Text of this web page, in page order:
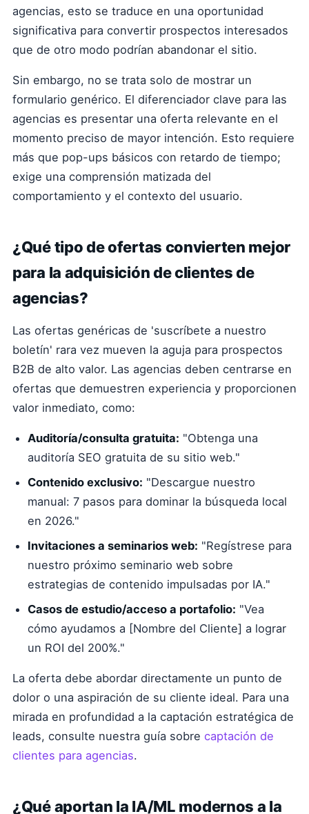
agencias, esto se traduce en una oportunidad
significativa para convertir prospectos interesados
que de otro modo podrían abandonar el sitio.
Sin embargo, no se trata solo de mostrar un
formulario genérico. El diferenciador clave para las
agencias es presentar una oferta relevante en el
momento preciso de mayor intención. Esto requiere
más que pop-ups básicos con retardo de tiempo;
exige una comprensión matizada del
comportamiento y el contexto del usuario.
¿Qué tipo de ofertas convierten mejor
para la adquisición de clientes de
agencias?
Las ofertas genéricas de 'suscríbete a nuestro
boletín' rara vez mueven la aguja para prospectos
B2B de alto valor. Las agencias deben centrarse en
ofertas que demuestren experiencia y proporcionen
valor inmediato, como:
Auditoría/consulta gratuita: "Obtenga una
auditoría SEO gratuita de su sitio web."
Contenido exclusivo: "Descargue nuestro
manual: 7 pasos para dominar la búsqueda local
en 2026."
Invitaciones a seminarios web: "Regístrese para
nuestro próximo seminario web sobre
estrategias de contenido impulsadas por IA."
Casos de estudio/acceso a portafolio: "Vea
cómo ayudamos a [Nombre del Cliente] a lograr
un ROI del 200%."
La oferta debe abordar directamente un punto de
dolor o una aspiración de su cliente ideal. Para una
mirada en profundidad a la captación estratégica de
leads, consulte nuestra guía sobre captación de
clientes para agencias.
¿Qué aportan la IA/ML modernos a la